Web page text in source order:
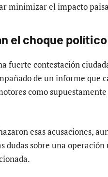
minimizar el impacto
el choque
fuerte contestación
de un informe que
como supuestamente
esas acusaciones,
dudas sobre una